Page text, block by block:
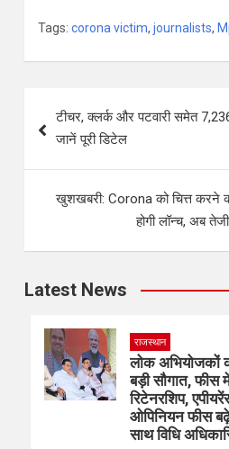
Tags: corona victim, journalists,
टीचर, क्लर्क और पटवारी समेत
जानें पूरी डिटेल
खुशखबरी: Corona को चित्त करने
होगी लॉन्च, अब
Latest News
राजस्थान
लोक अभियोजकों
बड़ी सौगात, फीस
रिटेनरशिप,
ओपिनियन फीस
साथ विधि